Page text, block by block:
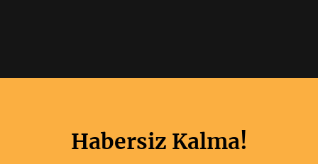
Habersiz Kalma!